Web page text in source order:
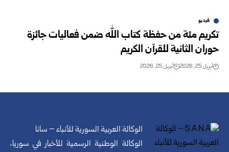
فيديو
تكريم مئة من حفظة كتاب الله ضمن فعاليات جائزة
حوران الثانية للقرآن الكريم
أبريل 25, 2026 أبريل 25, 2026
الوكالة العربية السورية للأنباء – سانا
الوكالة الوطنية الرسمية للأخبار في سوريا،